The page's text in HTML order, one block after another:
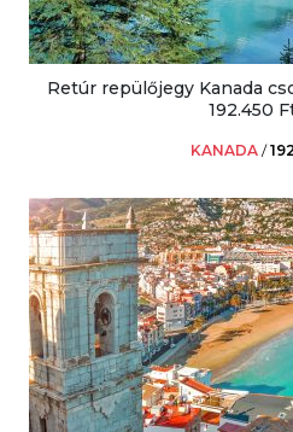
Retúr repülőjegy Kanada
192.450
KANADA /